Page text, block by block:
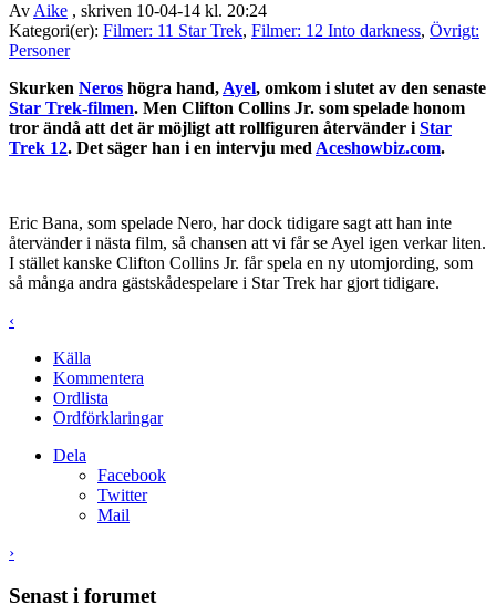
Av Aike , skriven 10-04-14 kl. 20:24
Kategori(er): Filmer: 11 Star Trek, Filmer: 12 Into darkness, Övrigt:
Personer
Skurken Neros högra hand, Ayel, omkom i slutet av den senaste
Star Trek-filmen. Men Clifton Collins Jr. som spelade honom
tror ändå att det är möjligt att rollfiguren återvänder i Star
Trek 12. Det säger han i en intervju med Aceshowbiz.com.
Eric Bana, som spelade Nero, har dock tidigare sagt att han inte
återvänder i nästa film, så chansen att vi får se Ayel igen verkar liten.
I stället kanske Clifton Collins Jr. får spela en ny utomjording, som
så många andra gästskådespelare i Star Trek har gjort tidigare.
‹
Källa
Kommentera
Ordlista
Ordförklaringar
Dela
Facebook
Twitter
Mail
›
Senast i forumet